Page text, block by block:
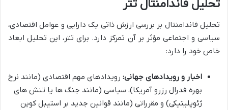
تحلیل فاندامنتال تتر
تحلیل فاندامنتال بر بررسی ارزش ذاتی یک دارایی و عوامل اقتصادی،
سیاسی و اجتماعی مؤثر بر آن تمرکز دارد. برای تتر، این تحلیل ابعاد
خاص خود را دارد:
اخبار و رویدادهای جهانی: رویدادهای مهم اقتصادی (مانند نرخ
بهره فدرال رزرو آمریکا)، سیاسی (مانند جنگ ها یا تنش های
ژئوپلیتیکی) و مقرراتی (مانند قوانین جدید بر استیبل کوین